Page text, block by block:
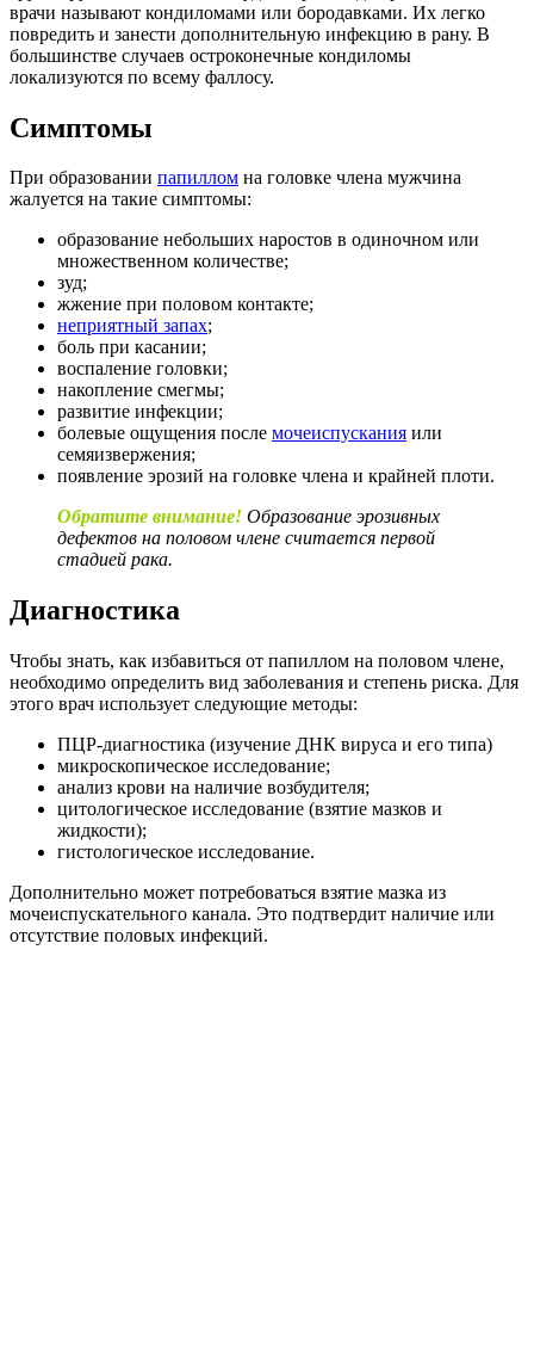
врачи называют кондиломами или бородавками. Их легко
повредить и занести дополнительную инфекцию в рану. В
большинстве случаев остроконечные кондиломы
локализуются по всему фаллосу.
Симптомы
При образовании папиллом на головке члена мужчина
жалуется на такие симптомы:
образование небольших наростов в одиночном или
множественном количестве;
зуд;
жжение при половом контакте;
неприятный запах;
боль при касании;
воспаление головки;
накопление смегмы;
развитие инфекции;
болевые ощущения после мочеиспускания или
семяизвержения;
появление эрозий на головке члена и крайней плоти.
Обратите внимание! Образование эрозивных
дефектов на половом члене считается первой
стадией рака.
Диагностика
Чтобы знать, как избавиться от папиллом на половом члене,
необходимо определить вид заболевания и степень риска. Для
этого врач использует следующие методы:
ПЦР-диагностика (изучение ДНК вируса и его типа)
микроскопическое исследование;
анализ крови на наличие возбудителя;
цитологическое исследование (взятие мазков и
жидкости);
гистологическое исследование.
Дополнительно может потребоваться взятие мазка из
мочеиспускательного канала. Это подтвердит наличие или
отсутствие половых инфекций.